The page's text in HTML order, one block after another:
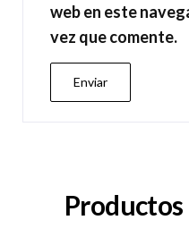
web en este
vez que comente.